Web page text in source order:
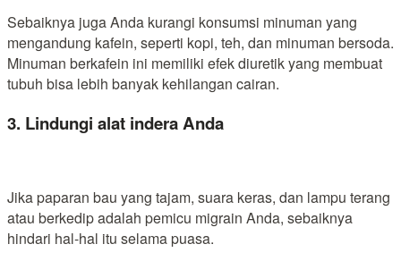
Sebaiknya juga Anda kurangi konsumsi minuman yang
mengandung kafein, seperti kopi, teh, dan minuman bersoda.
Minuman berkafein ini memiliki efek diuretik yang membuat
tubuh bisa lebih banyak kehilangan cairan.
3. Lindungi alat indera Anda
Jika paparan bau yang tajam, suara keras, dan lampu terang
atau berkedip adalah pemicu migrain Anda, sebaiknya
hindari hal-hal itu selama puasa.